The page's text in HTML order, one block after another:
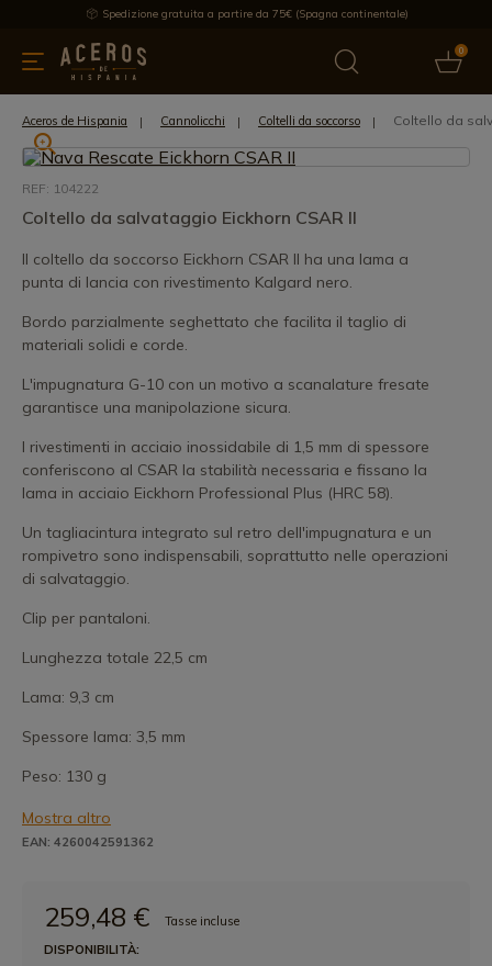
Spedizione gratuita a partire da 75€ (Spagna continentale)
0
cucina Offre Ultime notizie Venduti Marche
Aceros de Hispania Cannolicchi Coltelli da soccorso Coltello da
REF: 104222
Coltello da salvataggio Eickhorn CSAR II
Il coltello da soccorso Eickhorn CSAR II ha una lama a
punta di lancia con rivestimento Kalgard nero.
Bordo parzialmente seghettato che facilita il taglio di
materiali solidi e corde.
L'impugnatura G-10 con un motivo a scanalature fresate
garantisce una manipolazione sicura.
I rivestimenti in acciaio inossidabile di 1,5 mm di spessore
conferiscono al CSAR la stabilità necessaria e fissano la
lama in acciaio Eickhorn Professional Plus (HRC 58).
Un tagliacintura integrato sul retro dell'impugnatura e un
rompivetro sono indispensabili, soprattutto nelle operazioni
di salvataggio.
Clip per pantaloni.
Lunghezza totale 22,5 cm
Lama: 9,3 cm
Spessore lama: 3,5 mm
Peso: 130 g
Mostra altro
EAN: 4260042591362
259,48 €
Tasse incluse
DISPONIBILITÀ: